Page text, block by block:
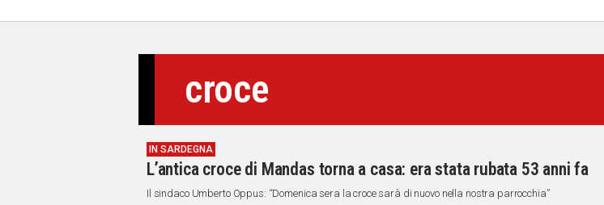
ORISTANO
croce
IN SARDEGNA
L’antica croce di Mandas torna a casa: era stata rubata 53 anni fa
Il sindaco Umberto Oppus: “Domenica sera la croce sarà di nuovo nella nostra parrocchia”